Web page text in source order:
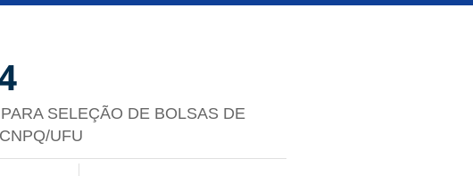
SELEÇÃO DE BOLSAS DE
UFU